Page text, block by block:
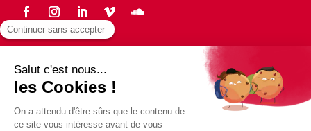
Protection des données